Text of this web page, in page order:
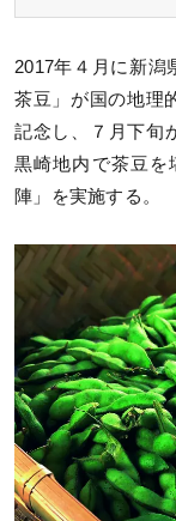
2017年４月に新潟
茶豆」が国の地理
記念し、７月下旬
黒崎地内で茶豆を
陣」を実施する。